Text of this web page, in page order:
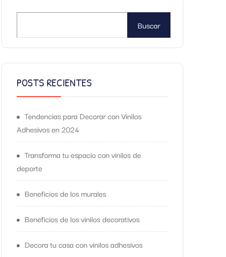
Buscar
POSTS RECIENTES
Tendencias para Decorar con Vinilos
Adhesivos en 2024
Transforma tu espacio con vinilos de
deporte
Beneficios de los murales
Beneficios de los vinilos decorativos
Decora tu casa con vinilos adhesivos